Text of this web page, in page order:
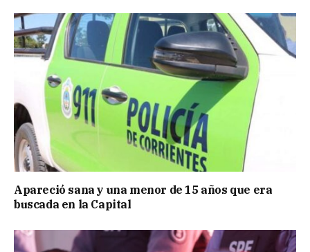
Apareció sana y una menor de 15 años que era
buscada en la Capital